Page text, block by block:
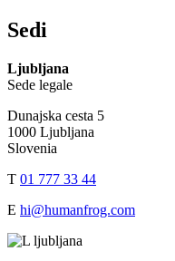
Sedi
Ljubljana
Sede legale
Dunajska cesta 5
1000 Ljubljana
Slovenia
T 01 777 33 44
E hi@humanfrog.com